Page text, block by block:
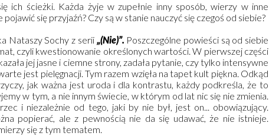
ich ścieżki. Każda żyje w zupełnie inny sposób, wierzy w inne
się przyjaźń? Czy są w stanie nauczyć się czegoś od siebie?
Nataszy Sochy z serii „(Nie)”. Poszczególne powieści są od siebie
czyli kwestionowanie określonych wartości. W pierwszej części
jej jasne i ciemne strony, zadała pytanie, czy tylko intensywne
jest pielęgnacji. Tym razem wzięła na tapet kult piękna. Odkąd
jak ważna jest uroda i dla kontrastu, każdy podkreśla, że to
w tym, a nie innym świecie, w którym od lat nic się nie zmienia.
i niezależnie od tego, jaki by nie był, jest on... obowiązujący.
popierać, ale z pewnością nie da się udawać, że nie istnieje.
się z tym tematem.